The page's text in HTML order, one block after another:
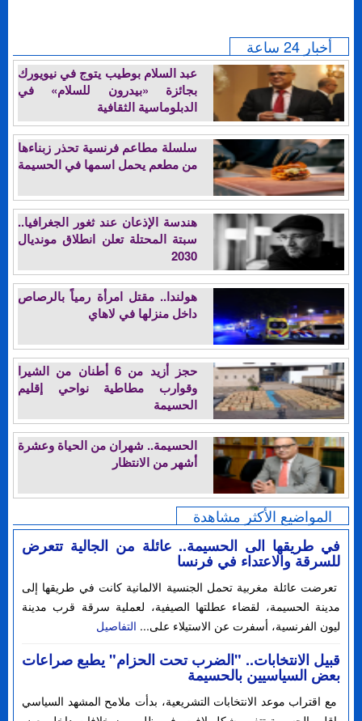
أخبار 24 ساعة
عبد السلام بوطيب يتوج في نيويورك
بجائزة «بيدرون للسلام» في
الدبلوماسية الثقافية
سلسلة مطاعم فرنسية تحذر زبناءها
من مطعم يحمل اسمها في الحسيمة
هندسة الإذعان عند ثغور الجغرافيا..
سبتة المحتلة تعلن انطلاق مونديال
2030
هولندا.. مقتل امرأة رمياً بالرصاص
داخل منزلها في لاهاي
حجز أزيد من 6 أطنان من الشيرا
وقوارب مطاطية نواحي إقليم
الحسيمة
الحسيمة.. شهران من الحياة وعشرة
أشهر من الانتظار
المواضيع الأكثر مشاهدة
في طريقها الى الحسيمة.. عائلة من الجالية تتعرض
للسرقة والاعتداء في فرنسا
تعرضت عائلة مغربية تحمل الجنسية الالمانية كانت في طريقها إلى
مدينة الحسيمة، لقضاء عطلتها الصيفية، لعملية سرقة قرب مدينة
ليون الفرنسية، أسفرت عن الاستيلاء على... التفاصيل
قبيل الانتخابات.. "الضرب تحت الحزام" يطبع صراعات
بعض السياسيين بالحسيمة
مع اقتراب موعد الانتخابات التشريعية، بدأت ملامح المشهد السياسي